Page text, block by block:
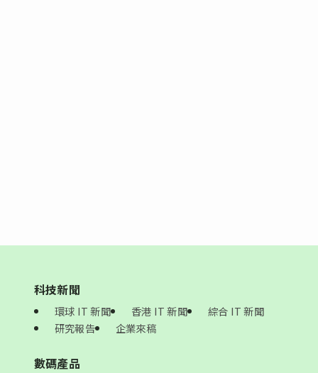
科技新聞
環球 IT 新聞 香港 IT 新聞
綜合 IT 新聞
研究報告
企業來稿
數碼產品